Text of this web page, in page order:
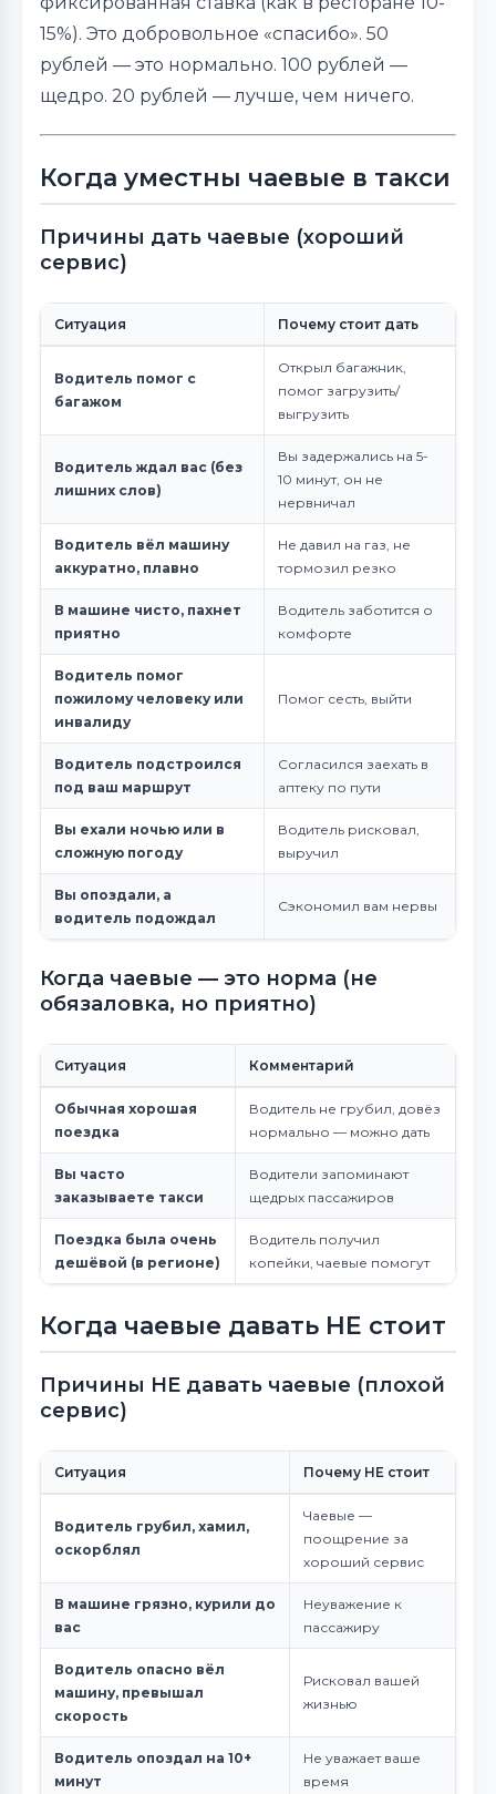
15%). Это добровольное «спасибо». 50
рублей — это нормально. 100 рублей —
щедро. 20 рублей — лучше, чем ничего.
Когда уместны чаевые в такси
Причины дать чаевые (хороший
сервис)
Ситуация Почему стоит дать
Водитель помог с
багажом
Открыл багажник,
помог загрузить/
выгрузить
Водитель ждал вас (без
лишних слов)
Вы задержались на 5-
10 минут, он не
нервничал
Водитель вёл машину
аккуратно, плавно
Не давил на газ, не
тормозил резко
В машине чисто, пахнет
приятно
Водитель заботится о
комфорте
Водитель помог
пожилому человеку или
инвалиду
Помог сесть, выйти
Водитель подстроился
под ваш маршрут
Согласился заехать в
аптеку по пути
Вы ехали ночью или в
сложную погоду
Водитель рисковал,
выручил
Вы опоздали, а
водитель подождал
Сэкономил вам нервы
Когда чаевые — это норма (не
обязаловка, но приятно)
Ситуация Комментарий
Обычная хорошая
поездка
Водитель не грубил, довёз
нормально — можно дать
Вы часто
заказываете такси
Водители запоминают
щедрых пассажиров
Поездка была очень
дешёвой (в регионе)
Водитель получил
копейки, чаевые помогут
Когда чаевые давать НЕ стоит
Причины НЕ давать чаевые (плохой
сервис)
Ситуация Почему НЕ стоит
Водитель грубил, хамил,
оскорблял
Чаевые —
поощрение за
хороший сервис
В машине грязно, курили до
вас
Неуважение к
пассажиру
Водитель опасно вёл
машину, превышал
скорость
Рисковал вашей
жизнью
Водитель опоздал на 10+
минут
Не уважает ваше
время